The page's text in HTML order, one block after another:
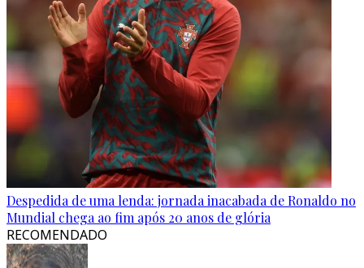
Despedida de uma lenda: jornada inacabada de Ronaldo no
Mundial chega ao fim após 20 anos de glória
RECOMENDADO